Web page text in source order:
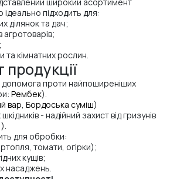
ідеально підходить для:
ділянок та дач;
агротоварів;
кімнатних рослин.
допомога проти найпоширеніших
Рембек).
вар, Бордоська суміш)
- надійний захист від гризунів
для обробки:
томати, огірки);
кущів;
насаджень.